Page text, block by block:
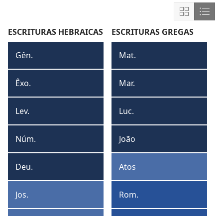
Mostrar
conteúdo
em
em
ESCRITURAS HEBRAICAS
Gênesis
Gên.
Êxodo
Êxo.
Levítico
Lev.
Números
Núm.
Deuteronômio
Deu.
Josué
Jos.
ESCRITURAS GREGAS
Mateus
Mat.
Marcos
Mar.
Lucas
Luc.
João
João
Atos
Atos
Romanos
Rom.